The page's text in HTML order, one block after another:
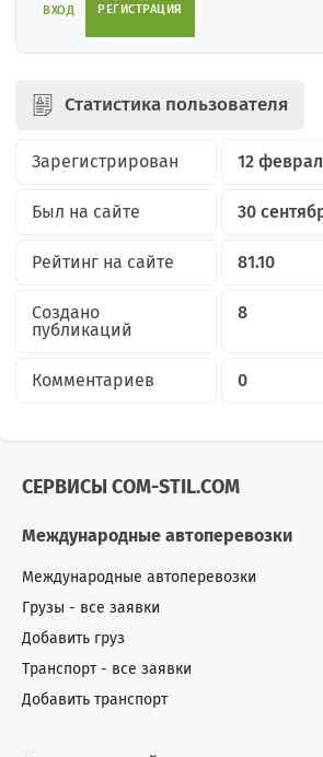
ВХОД РЕГИСТРАЦИЯ
Статистика пользователя
Зарегистрирован 12
Был на сайте 30
Рейтинг на сайте 81.10
Создано
публикаций
8
Комментариев 0
СЕРВИСЫ COM-STIL.COM
Международные автоперевозки
Международные автоперевозки
Грузы - все заявки
Добавить груз
Транспорт - все заявки
Добавить транспорт